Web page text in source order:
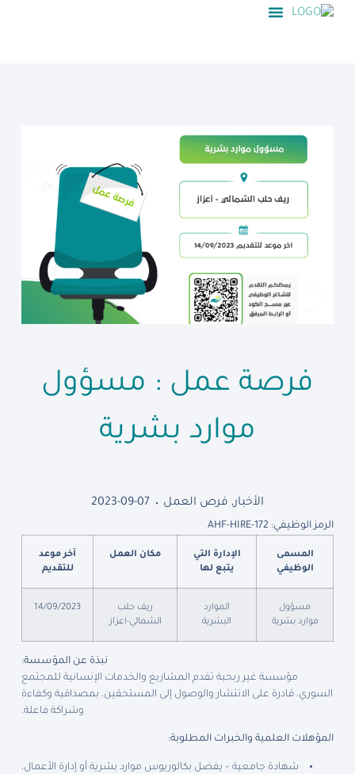
فرصة عمل : مسؤول
موارد بشرية
الأخبار, فرص العمل 2023-09-07
الرمز الوظيفي: AHF-HIRE-172
المسمى
الوظيفي
الإدارة التي
يتبع لها
مكان العمل
آخر موعد
للتقديم
مسؤول
موارد بشرية
الموارد
البشرية
ريف حلب
الشمالي-اعزاز
14/09/2023
نبذة عن المؤسسة:
مؤسسة غير ربحية تقدم المشاريع والخدمات الإنسانية للمجتمع
السوري، قادرة على الانتشار والوصول إلى المستحقين، بمصداقية وكفاءة
وشراكة فاعلة.
المؤهلات العلمية والخبرات المطلوبة:
شهادة جامعية – يفضل بكالوريوس موارد بشرية أو إدارة الأعمال،